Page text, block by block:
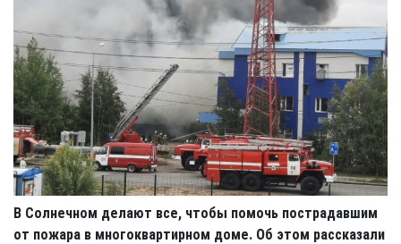
В Солнечном делают все, чтобы помочь пострадавшим
от пожара в многоквартирном доме. Об этом рассказали